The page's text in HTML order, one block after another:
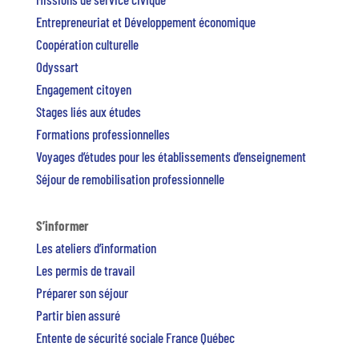
Entrepreneuriat et Développement économique
Coopération culturelle
Odyssart
Engagement citoyen
Stages liés aux études
Formations professionnelles
Voyages d’études pour les établissements d’enseignement
Séjour de remobilisation professionnelle
S’informer
Les ateliers d’information
Les permis de travail
Préparer son séjour
Partir bien assuré
Entente de sécurité sociale France Québec